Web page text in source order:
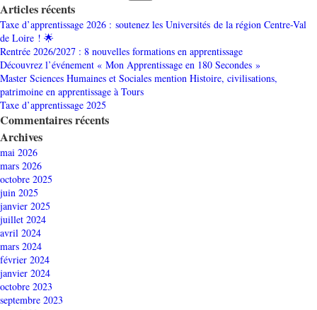
Articles récents
Taxe d’apprentissage 2026 : soutenez les Universités de la région Centre-Val
de Loire ! 🌟
Rentrée 2026/2027 : 8 nouvelles formations en apprentissage
Découvrez l’événement « Mon Apprentissage en 180 Secondes »
Master Sciences Humaines et Sociales mention Histoire, civilisations,
patrimoine en apprentissage à Tours
Taxe d’apprentissage 2025
Commentaires récents
Archives
mai 2026
mars 2026
octobre 2025
juin 2025
janvier 2025
juillet 2024
avril 2024
mars 2024
février 2024
janvier 2024
octobre 2023
septembre 2023